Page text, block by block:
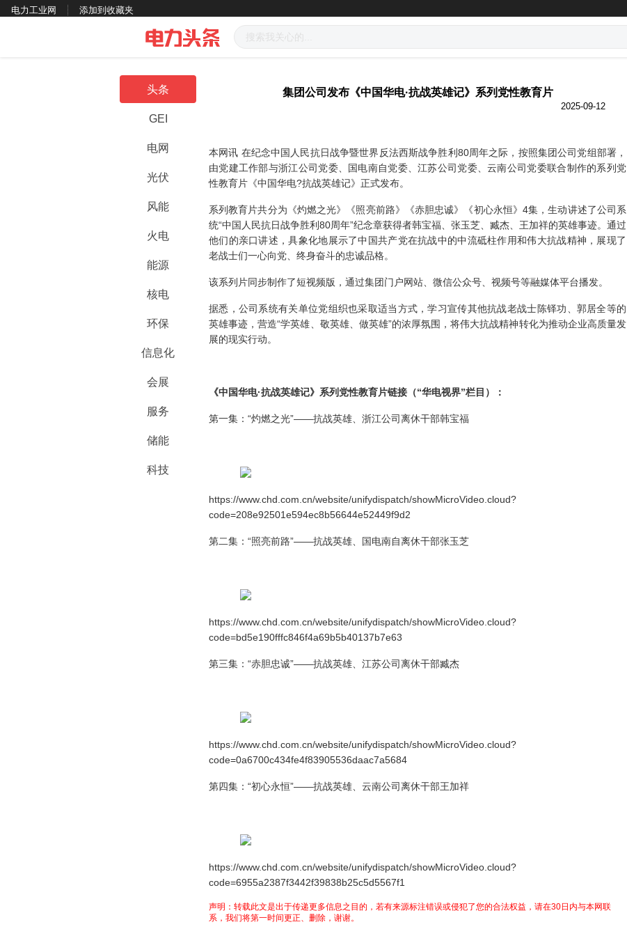
电力工业网 添加到收藏夹
头条
GEI
电网
光伏
风能
火电
能源
核电
环保
信息化
会展
服务
储能
科技
集团公司发布《中国华电·抗战英雄记》系列党性教育片
2025-09-12
本网讯 在纪念中国人民抗日战争暨世界反法西斯战争胜利 80周年之际，按照集团公司党组部署，
由党建工作部与浙江公司党委、国电南自党委、江苏公司党委、云南公司党委联合制作的系列党
性教育片《中国华电?抗战英雄记》正式发布。
系列教育片共分为《灼燃之光》《照亮前路》《赤胆忠诚》《初心永恒》4集，生动讲述了公司系
统“中国人民抗日战争胜利80周年”纪念章获得者韩宝福、张玉芝、臧杰、王加祥的英雄事迹。通过
他们的亲口讲述，具象化地展示了中国共产党在抗战中的中流砥柱作用和伟大抗战精神，展现了
老战士们一心向党、终身奋斗的忠诚品格。
该系列片同步制作了短视频版，通过集团门户网站、微信公众号、视频号等融媒体平台播发。
据悉，公司系统有关单位党组织也采取适当方式，学习宣传其他抗战老战士陈铎功、郭居全等的
英雄事迹，营造“学英雄、敬英雄、做英雄”的浓厚氛围，将伟大抗战精神转化为推动企业高质量发
展的现实行动。
《中国华电·抗战英雄记》系列党性教育片链接（“华电视界”栏目）：
第一集： “灼燃之光”——抗战英雄、浙江公司离休干部韩宝福
https://www.chd.com.cn/website/unifydispatch/showMicroVideo.cloud?
code=208e92501e594ec8b56644e52449f9d2
第二集： “照亮前路”——抗战英雄、国电南自离休干部张玉芝
https://www.chd.com.cn/website/unifydispatch/showMicroVideo.cloud?
code=bd5e190fffc846f4a69b5b40137b7e63
第三集： “赤胆忠诚”——抗战英雄、江苏公司离休干部臧杰
https://www.chd.com.cn/website/unifydispatch/showMicroVideo.cloud?
code=0a6700c434fe4f83905536daac7a5684
第四集： “初心永恒”——抗战英雄、云南公司离休干部王加祥
https://www.chd.com.cn/website/unifydispatch/showMicroVideo.cloud?
code=6955a2387f3442f39838b25c5d5567f1
声明：转载此文是出于传递更多信息之目的，若有来源标注错误或侵犯了您的合法权益，请在30日内与本网联
系，我们将第一时间更正、删除，谢谢。